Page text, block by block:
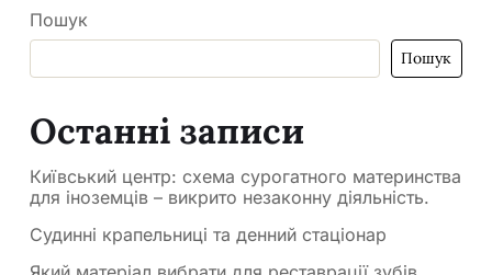
Пошук
Пошук
Останні записи
Київський центр: схема сурогатного материнства
для іноземців – викрито незаконну діяльність.
Судинні крапельниці та денний стаціонар